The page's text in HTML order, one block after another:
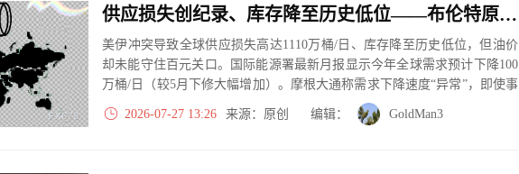
供应损失创纪录、库存降至历史低位——布伦特原油为何跌破百元？
美伊冲突导致全球供应损失高达1110万桶/日、库存降至历史低位，但油价
却未能守住百元关口。国际能源署最新月报显示今年全球需求预计下降100
万桶/日（较5月下修大幅增加）。摩根大通称需求下降速度“异常”，即使事
后也无法预...
2026-07-27 13:26 来源：原创 编辑： GoldMan3